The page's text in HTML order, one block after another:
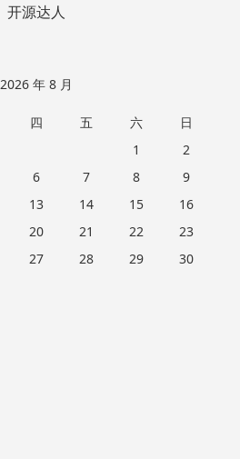
开源达人
2026 年 8 月
四 五 六
日
1
2
6 7 8
9
13 14 15
16
20 21 22
23
27 28 29
30